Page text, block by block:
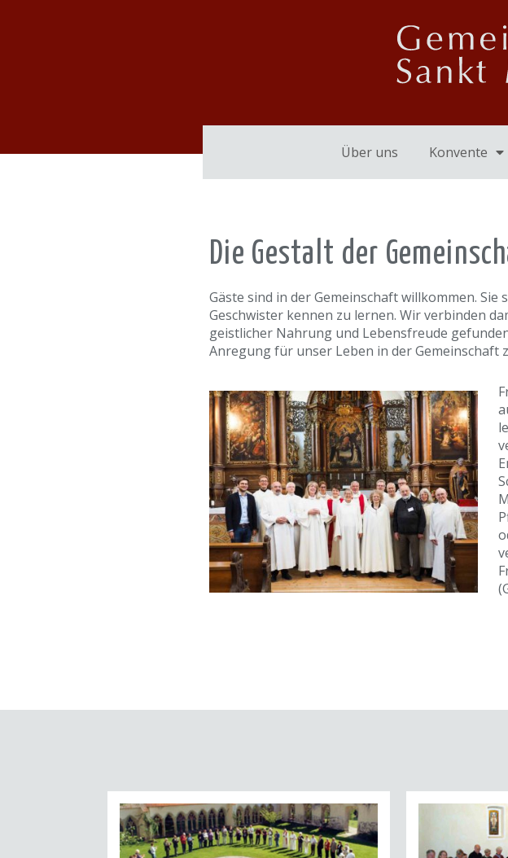
Über uns Konvente
Die Gestalt der
Gäste sind in der Gemeinschaft willkommen.
Geschwister kennen zu lernen. Wir verbinden
geistlicher Nahrung und Lebensfreude
Anregung für unser Leben in der Gemeinschaft